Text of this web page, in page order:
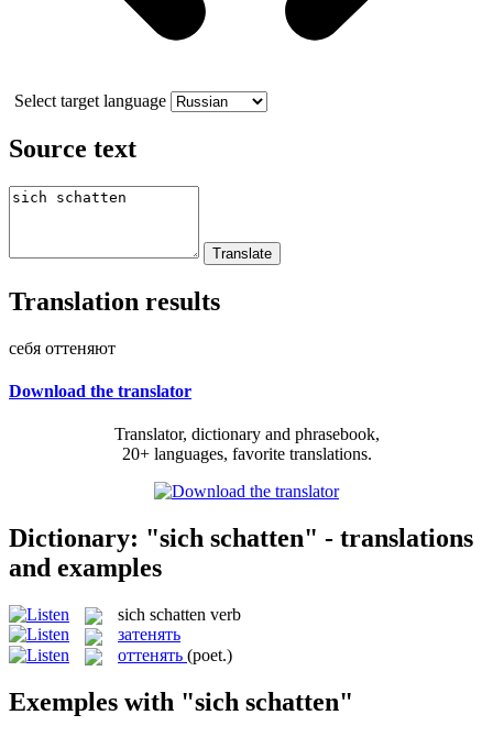
Select target language
Source text
Translation results
себя оттеняют
Download the translator
Translator, dictionary and phrasebook,
20+ languages, favorite translations.
Dictionary: "sich schatten" - translations
and examples
sich schatten verb
затенять
оттенять (poet.)
Exemples with "sich schatten"